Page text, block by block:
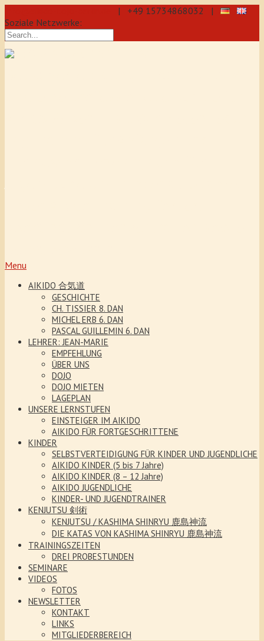
| +49 15734868032 |
Soziale Netzwerke:
Menu
AIKIDO 合気道
GESCHICHTE
CH. TISSIER 8. DAN
MICHEL ERB 6. DAN
PASCAL GUILLEMIN 6. DAN
LEHRER: JEAN-MARIE
EMPFEHLUNG
ÜBER UNS
DOJO
DOJO MIETEN
LAGEPLAN
UNSERE LERNSTUFEN
EINSTEIGER IM AIKIDO
AIKIDO FÜR FORTGESCHRITTENE
KINDER
SELBSTVERTEIDIGUNG FÜR KINDER UND JUGENDLICHE
AIKIDO KINDER (5 bis 7 Jahre)
AIKIDO KINDER (8 – 12 Jahre)
AIKIDO JUGENDLICHE
KINDER- UND JUGENDTRAINER
KENJUTSU 剣術
KENJUTSU / KASHIMA SHINRYU 鹿島神流
DIE KATAS VON KASHIMA SHINRYU 鹿島神流
TRAININGSZEITEN
DREI PROBESTUNDEN
SEMINARE
VIDEOS
FOTOS
NEWSLETTER
KONTAKT
LINKS
MITGLIEDERBEREICH